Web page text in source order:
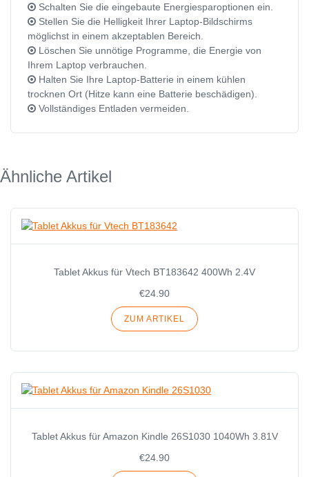
Schalten Sie die eingebaute Energiesparoptionen ein.
Stellen Sie die Helligkeit Ihrer Laptop-Bildschirms
möglichst in einem akzeptablen Bereich.
Löschen Sie unnötige Programme, die Energie von
Ihrem Laptop verbrauchen.
Halten Sie Ihre Laptop-Batterie in einem kühlen
trocknen Ort (Hitze kann eine Batterie beschädigen).
Vollständiges Entladen vermeiden.
Ähnliche Artikel
Tablet Akkus für Vtech BT183642 400Wh 2.4V
€24.90
ZUM ARTIKEL
Tablet Akkus für Amazon Kindle 26S1030 1040Wh 3.81V
€24.90